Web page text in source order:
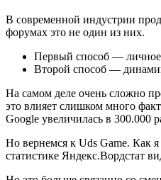
В современной индустрии
форумах это не один из них.
Первый способ — личное
Второй способ —
На самом деле очень сложно
это влияет слишком много
Google увеличилась в 300.000
Но вернемся к Uds Game. Как
статистике Яндекс.Вордстат